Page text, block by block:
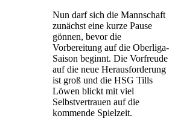
Nun darf sich die Mannschaft
zunächst eine kurze Pause
gönnen, bevor die
Vorbereitung auf die Oberliga-
Saison beginnt. Die Vorfreude
auf die neue Herausforderung
ist groß und die HSG Tills
Löwen blickt mit viel
Selbstvertrauen auf die
kommende Spielzeit.